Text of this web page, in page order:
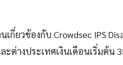
เกี่ยวข้องกับ Crowdsec IPS
ะต่างประเทศเงินเดือนเริ่มต้น